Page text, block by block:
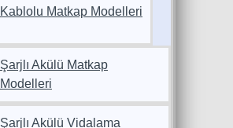
Kablolu Matkap Modelleri
Şarjlı Akülü Matkap
Modelleri
Şarjlı Akülü Vidalama